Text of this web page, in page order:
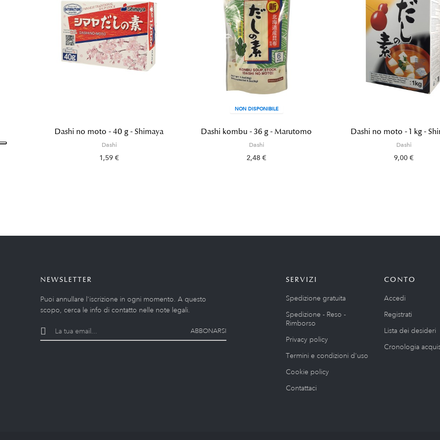
Dashi kombu - 36 g - Marutomo
Dashi
2,48 €
Dashi no moto - 1 kg - Shimaya
Dashi
9,00 €
Dashi no moto - 48 g -
Dashi
2,24 €
NEWSLETTER
Puoi annullare l'iscrizione in ogni momento. A questo
scopo, cerca le info di contatto nelle note legali.
ABBONARSI
SERVIZI
Spedizione gratuita
Spedizione - Reso -
Rimborso
Privacy policy
Termini e condizioni d'uso
Cookie policy
Contattaci
CONTO
Accedi
Registrati
Lista dei desideri
Cronologia